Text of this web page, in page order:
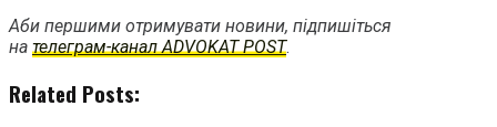
Аби першими отримувати новини, підпишіться
на телеграм-канал ADVOKAT POST.
Related Posts: